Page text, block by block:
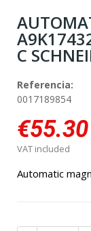
C
Referencia:
0017189854
€55.30
VAT included
Automatic